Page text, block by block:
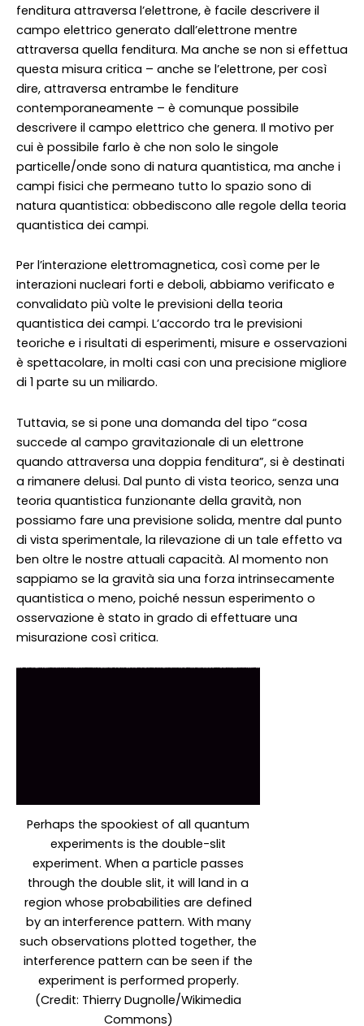
fenditura attraversa l’elettrone, è facile descrivere il
campo elettrico generato dall’elettrone mentre
attraversa quella fenditura. Ma anche se non si effettua
questa misura critica – anche se l’elettrone, per così
dire, attraversa entrambe le fenditure
contemporaneamente – è comunque possibile
descrivere il campo elettrico che genera. Il motivo per
cui è possibile farlo è che non solo le singole
particelle/onde sono di natura quantistica, ma anche i
campi fisici che permeano tutto lo spazio sono di
natura quantistica: obbediscono alle regole della teoria
quantistica dei campi.
Per l’interazione elettromagnetica, così come per le
interazioni nucleari forti e deboli, abbiamo verificato e
convalidato più volte le previsioni della teoria
quantistica dei campi. L’accordo tra le previsioni
teoriche e i risultati di esperimenti, misure e osservazioni
è spettacolare, in molti casi con una precisione migliore
di 1 parte su un miliardo.
Tuttavia, se si pone una domanda del tipo “cosa
succede al campo gravitazionale di un elettrone
quando attraversa una doppia fenditura”, si è destinati
a rimanere delusi. Dal punto di vista teorico, senza una
teoria quantistica funzionante della gravità, non
possiamo fare una previsione solida, mentre dal punto
di vista sperimentale, la rilevazione di un tale effetto va
ben oltre le nostre attuali capacità. Al momento non
sappiamo se la gravità sia una forza intrinsecamente
quantistica o meno, poiché nessun esperimento o
osservazione è stato in grado di effettuare una
misurazione così critica.
Perhaps the spookiest of all quantum
experiments is the double-slit
experiment. When a particle passes
through the double slit, it will land in a
region whose probabilities are defined
by an interference pattern. With many
such observations plotted together, the
interference pattern can be seen if the
experiment is performed properly.
(Credit: Thierry Dugnolle/Wikimedia
Commons)